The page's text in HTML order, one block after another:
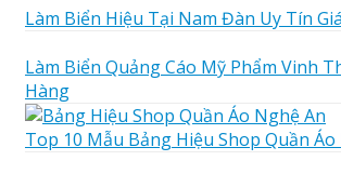
Làm Biển Hiệu Tại Nam Đàn Uy Tín
Làm Biển Quảng Cáo Mỹ Phẩm Vinh
Hàng
Top 10 Mẫu Bảng Hiệu Shop Quần